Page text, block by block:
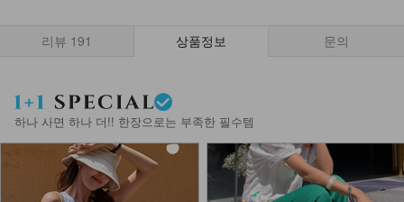
_HR
27,900
NKA53-A-1/글림 실버볼 팔찌_DY
13,900
리뷰 191 상품정보 문의
하나 사면 하나 더!! 한장으로는 부족한 필수템